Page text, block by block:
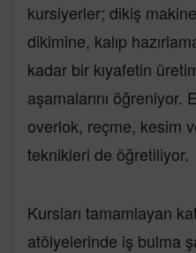
kursiyerler; dikiş
dikimine, kalıp
kadar bir kıyafetin
aşamalarını öğreniyor.
overlok, reçme, kesim
teknikleri de öğretiliyor.
Kursları tamamlayan
atölyelerinde iş bulma